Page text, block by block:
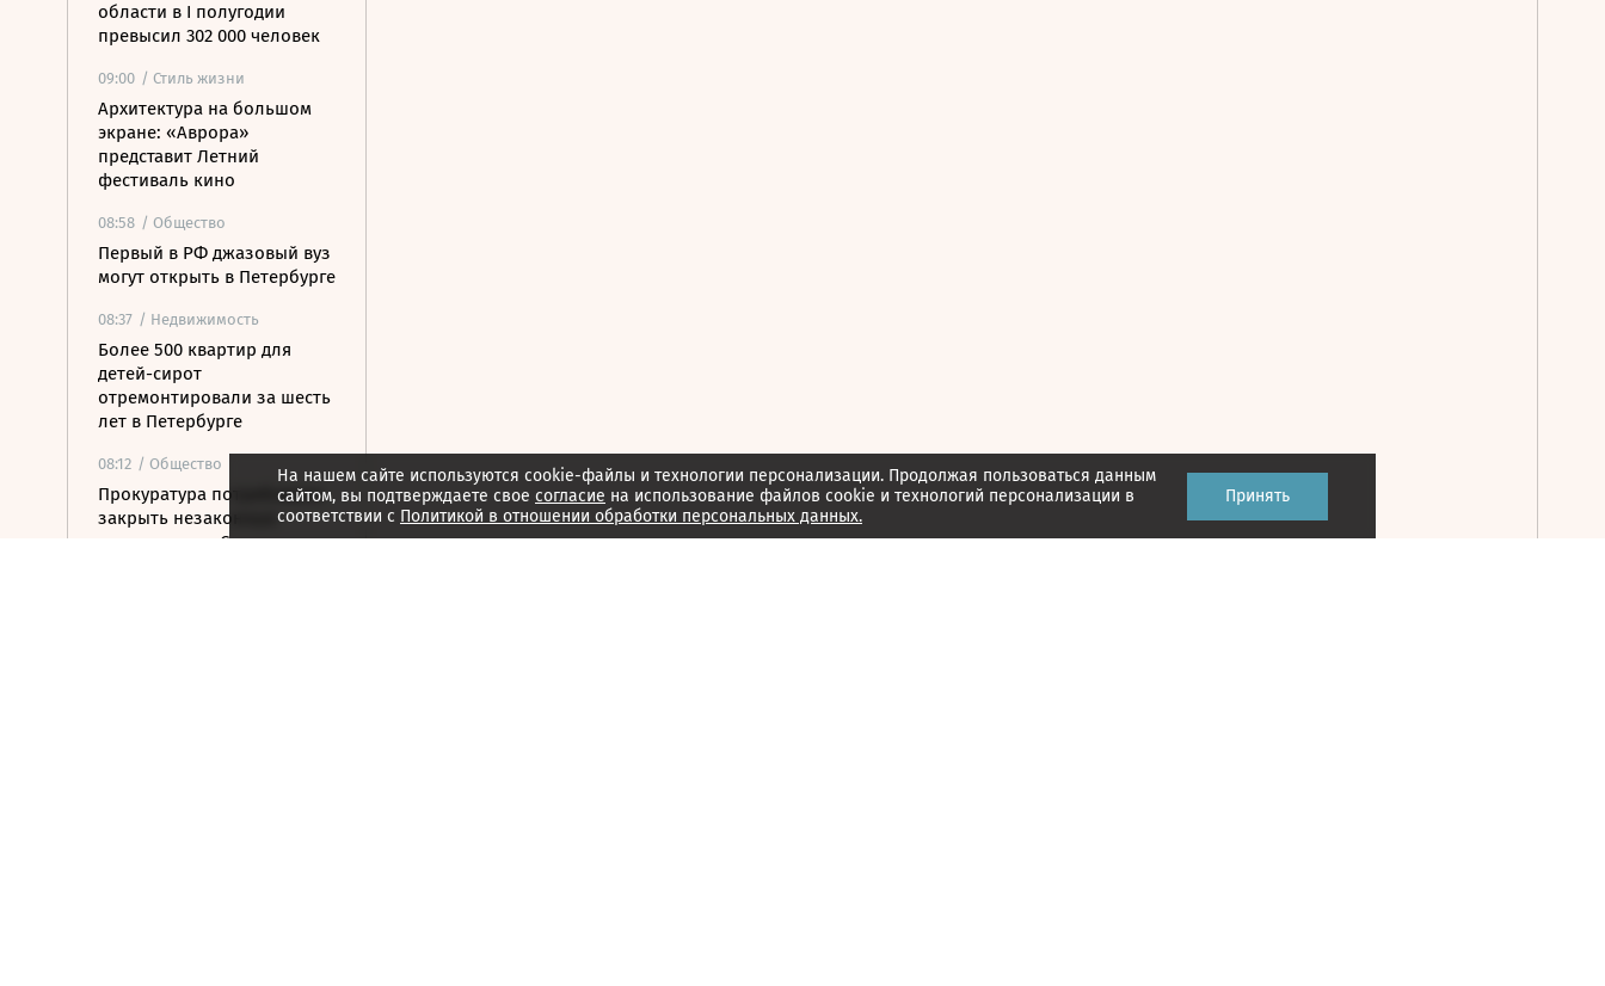
области в I полугодии
превысил 302 000 человек
09:00 / Стиль жизни
Архитектура на большом
экране: «Аврора»
представит Летний
фестиваль кино
08:58 / Общество
Первый в РФ джазовый вуз
могут открыть в Петербурге
08:37 / Недвижимость
Более 500 квартир для
детей-сирот
отремонтировали за шесть
лет в Петербурге
08:12 / Общество
Прокуратура потребовала
закрыть незаконные
пансионаты в Стрельне
На нашем сайте используются cookie-файлы и технологии персонализации. Продолжая пользоваться данным
сайтом, вы подтверждаете свое согласие на использование файлов cookie и технологий персонализации в
соответствии с Политикой в отношении обработки персональных данных.
Принять